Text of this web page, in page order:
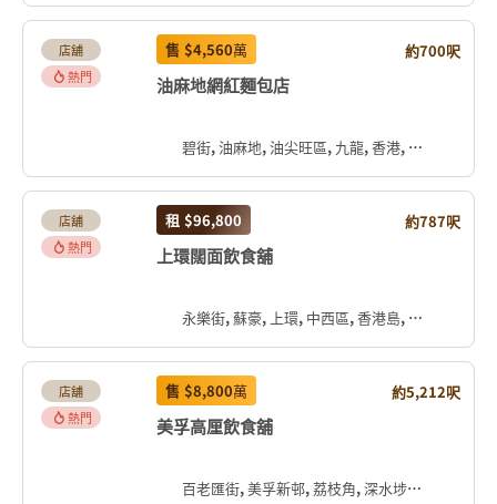
店舖
熱門
售 $4,560萬 約700呎
油麻地網紅麵包店
碧街, 油麻地, 油尖旺區, 九龍, 香港, 中国
店舖
熱門
租 $96,800 約787呎
上環闊面飲食舖
永樂街, 蘇豪, 上環, 中西區, 香港島, 香港, 中国
店舖
熱門
售 $8,800萬 約5,212呎
美孚高厘飲食舖
百老匯街, 美孚新邨, 荔枝角, 深水埗區, 九龍, 香港, 中国